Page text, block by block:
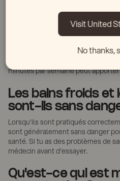
Combien de
dans un bain de
Pour les débutants, vise 1 à 3
minutes par semaine peut
Les bains froids et
sont-ils sans
Lorsqu'ils sont pratiqués
sont généralement sans danger
santé. Si tu as des problèmes de
médecin avant d'essayer.
Qu'est-ce qui est
Visit United
No thanks,